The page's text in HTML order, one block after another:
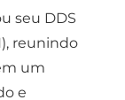
seu DDS
reunindo
um
e